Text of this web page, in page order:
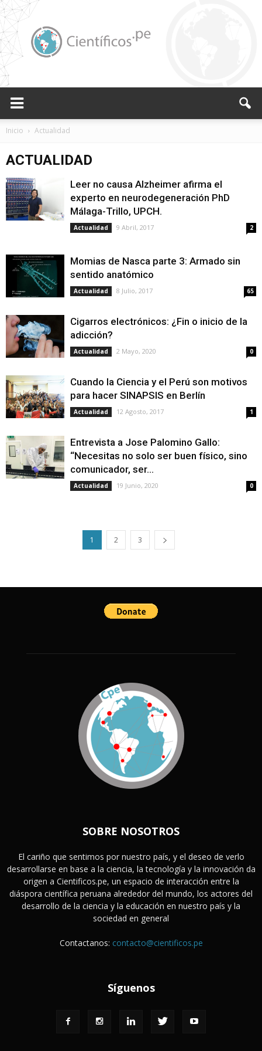
Inicio Actualidad
ACTUALIDAD
Leer no causa Alzheimer afirma el
experto en neurodegeneración PhD
Málaga-Trillo, UPCH.
Actualidad 9 Abril, 2017 2
Momias de Nasca parte 3: Armado sin
sentido anatómico
Actualidad 8 Julio, 2017 65
Cigarros electrónicos: ¿Fin o inicio de la
adicción?
Actualidad 2 Mayo, 2020 0
Cuando la Ciencia y el Perú son motivos
para hacer SINAPSIS en Berlín
Actualidad 12 Agosto, 2017 1
Entrevista a Jose Palomino Gallo:
“Necesitas no solo ser buen físico, sino
comunicador, ser...
Actualidad 19 Junio, 2020 0
1 2 3
SOBRE NOSOTROS
El cariño que sentimos por nuestro país, y el deseo de verlo
desarrollarse en base a la ciencia, la tecnología y la innovación da
origen a Cientificos.pe, un espacio de interacción entre la
diáspora científica peruana alrededor del mundo, los actores del
desarrollo de la ciencia y la educación en nuestro país y la
sociedad en general
Contactanos: contacto@cientificos.pe
Síguenos